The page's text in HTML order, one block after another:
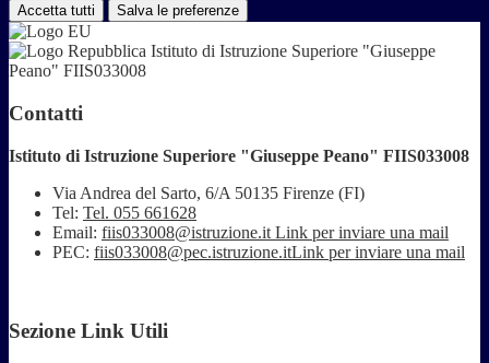
Accetta tutti Salva le preferenze
Istituto di Istruzione Superiore "Giuseppe
Peano" FIIS033008
Contatti
Istituto di Istruzione Superiore "Giuseppe Peano" FIIS033008
Via Andrea del Sarto, 6/A 50135 Firenze (FI)
Tel: Tel. 055 661628
Email: fiis033008@istruzione.it Link per inviare una mail
PEC: fiis033008@pec.istruzione.itLink per inviare una mail
Sezione Link Utili